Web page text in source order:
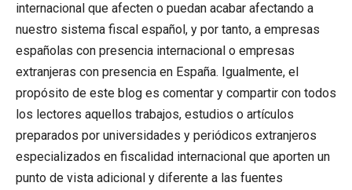
internacional que afecten o puedan acabar afectando a
nuestro sistema fiscal español, y por tanto, a empresas
españolas con presencia internacional o empresas
extranjeras con presencia en España. Igualmente, el
propósito de este blog es comentar y compartir con todos
los lectores aquellos trabajos, estudios o artículos
preparados por universidades y periódicos extranjeros
especializados en fiscalidad internacional que aporten un
punto de vista adicional y diferente a las fuentes